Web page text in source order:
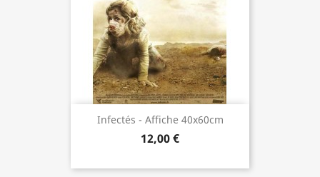
Infectés - Affiche 40x60cm
12,00 €